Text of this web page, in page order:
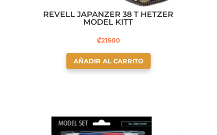
REVELL JAPANZER 38 T HETZER
MODEL KITT
₡21500
AÑADIR AL CARRITO